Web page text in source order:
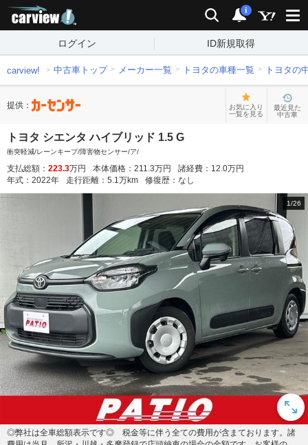
検索 通知
i
ログイン ID新規取得
carview! 中古車トップ メーカー一覧 トヨタの車種一覧 トヨタの
提供：
お気に入り
一覧を見る
最近見た
中古車
トヨタ シエンタ ハイブリッド 1.5 G
衝突軽減/レーンキープ/障害物センサー/ア/
支払総額： 223.3万円 本体価格： 211.3万円 諸経費： 12.0万円
年式： 2022年 走行距離： 5.1万km 修復歴： なし
1/26
◎弊社は全車総額表示です◎ 税金等に伴う全ての費用が含まております。諸